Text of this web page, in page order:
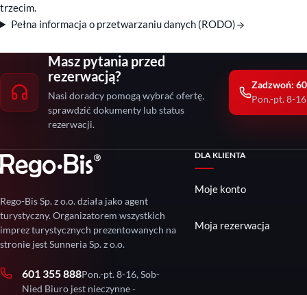
trzecim.
Pełna informacja o przetwarzaniu danych (RODO)
Masz pytania przed
rezerwacją?
Nasi doradcy pomogą wybrać ofertę,
sprawdzić dokumenty lub status
rezerwacji.
Zadzwoń:
Pon.-pt. 8-16
Rego-Bis Sp. z o.o. działa jako agent
turystyczny. Organizatorem wszystkich
imprez turystycznych prezentowanych na
stronie jest Sunneria Sp. z o.o.
601 355 888Pon.-pt. 8-16, Sob-
Nied Biuro jest nieczynne -
DLA KLIENTA
Moje konto
Moja rezerwacja